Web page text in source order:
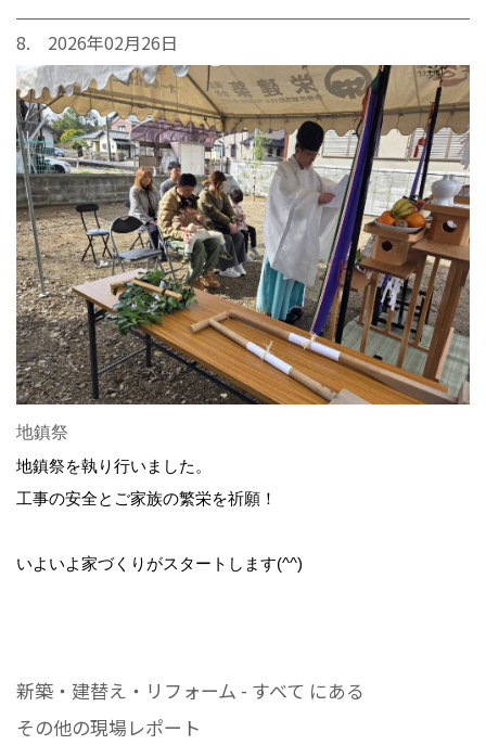
8. 2026年02月26日
地鎮祭
地鎮祭を執り行いました。
工事の安全とご家族の繁栄を祈願！
いよいよ家づくりがスタートします(^^)
新築・建替え・リフォーム - すべて にある
その他の現場レポート